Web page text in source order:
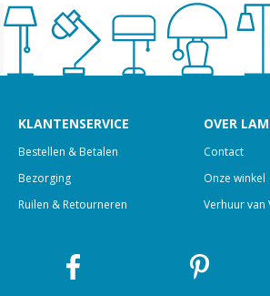
KLANTENSERVICE
Bestellen & Betalen
Bezorging
Ruilen & Retourneren
OVER
Contact
Onze winkel
Verhuur van